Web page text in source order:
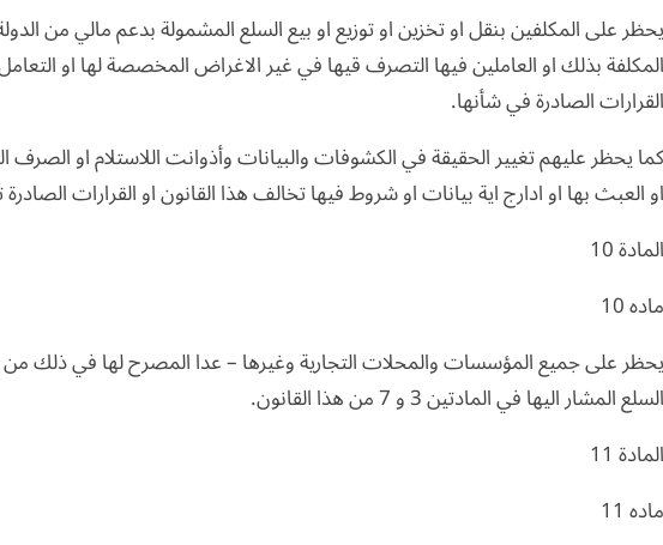
يحظر على المكلفين بنقل او تخزين او توزيع او بيع السلع المشمولة بدعم مالي من
المكلفة بذلك او العاملين فيها التصرف قيها في غير الاغراض المخصصة لها او
القرارات الصادرة في شأنها.
كما يحظر عليهم تغيير الحقيقة في الكشوفات والبيانات وأذوانت اللاستلام او الصرف
او العبث بها او ادارج اية بيانات او شروط فيها تخالف هذا القانون او القرارات الصادرة
المادة 10
ماده 10
يحظر على جميع المؤسسات والمحلات التجارية وغيرها – عدا المصرح لها في ذلك من
السلع المشار اليها في المادتين 3 و 7 من هذا القانون.
المادة 11
ماده 11